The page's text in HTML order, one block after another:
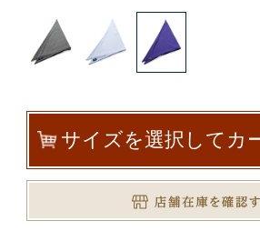
サイズを選択してカ